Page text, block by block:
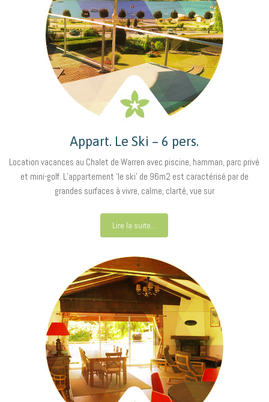
Appart. Le Ski – 6 pers.
Location vacances au Chalet de Warren avec piscine, hamman, parc privé
et mini-golf. L’appartement ‘le ski’ de 96m2 est caractérisé par de
grandes surfaces à vivre, calme, clarté, vue sur
Lire la suite...